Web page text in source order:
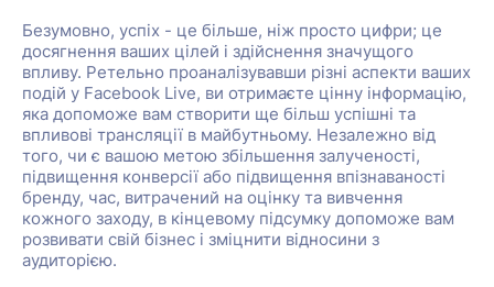
Безумовно, успіх - це більше, ніж просто цифри; це
досягнення ваших цілей і здійснення значущого
впливу. Ретельно проаналізувавши різні аспекти ваших
подій у Facebook Live, ви отримаєте цінну інформацію,
яка допоможе вам створити ще більш успішні та
впливові трансляції в майбутньому. Незалежно від
того, чи є вашою метою збільшення залученості,
підвищення конверсії або підвищення впізнаваності
бренду, час, витрачений на оцінку та вивчення
кожного заходу, в кінцевому підсумку допоможе вам
розвивати свій бізнес і зміцнити відносини з
аудиторією.